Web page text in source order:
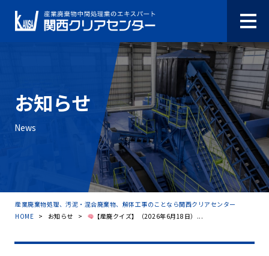
お知らせ
News
産業廃棄物処理、汚泥・混合廃棄物、解体工事のことなら関西クリアセンター
HOME > お知らせ > 【産廃クイズ】（2026年6月18日）...